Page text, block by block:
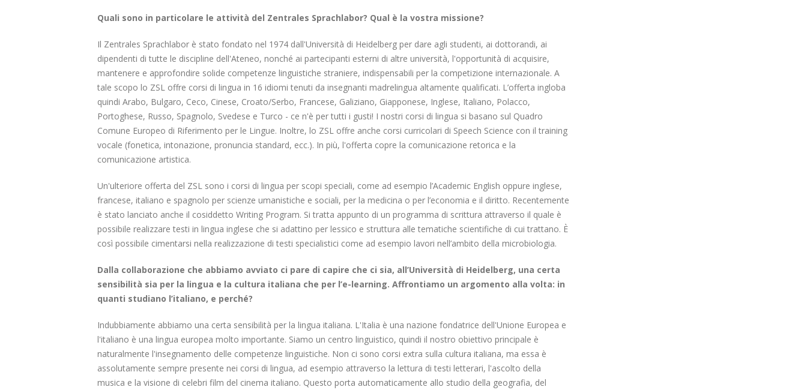
Quali sono in particolare le attività del Zentrales Sprachlabor? Qual è la vostra missione?
Il Zentrales Sprachlabor è stato fondato nel 1974 dall'Università di Heidelberg per dare agli studenti, ai dottorandi, ai
dipendenti di tutte le discipline dell'Ateneo, nonché ai partecipanti esterni di altre università, l'opportunità di acquisire,
mantenere e approfondire solide competenze linguistiche straniere, indispensabili per la competizione internazionale. A
tale scopo lo ZSL offre corsi di lingua in 16 idiomi tenuti da insegnanti madrelingua altamente qualificati. L’offerta ingloba
quindi Arabo, Bulgaro, Ceco, Cinese, Croato/Serbo, Francese, Galiziano, Giapponese, Inglese, Italiano, Polacco,
Portoghese, Russo, Spagnolo, Svedese e Turco - ce n'è per tutti i gusti! I nostri corsi di lingua si basano sul Quadro
Comune Europeo di Riferimento per le Lingue. Inoltre, lo ZSL offre anche corsi curricolari di Speech Science con il training
vocale (fonetica, intonazione, pronuncia standard, ecc.). In più, l'offerta copre la comunicazione retorica e la
comunicazione artistica.
Un'ulteriore offerta del ZSL sono i corsi di lingua per scopi speciali, come ad esempio l’Academic English oppure inglese,
francese, italiano e spagnolo per scienze umanistiche e sociali, per la medicina o per l’economia e il diritto. Recentemente
è stato lanciato anche il cosiddetto Writing Program. Si tratta appunto di un programma di scrittura attraverso il quale è
possibile realizzare testi in lingua inglese che si adattino per lessico e struttura alle tematiche scientifiche di cui trattano. È
così possibile cimentarsi nella realizzazione di testi specialistici come ad esempio lavori nell’ambito della microbiologia.
Dalla collaborazione che abbiamo avviato ci pare di capire che ci sia, all’Università di Heidelberg, una certa
sensibilità sia per la lingua e la cultura italiana che per l’e-learning. Affrontiamo un argomento alla volta: in
quanti studiano l’italiano, e perché?
Indubbiamente abbiamo una certa sensibilità per la lingua italiana. L'Italia è una nazione fondatrice dell'Unione Europea e
l'italiano è una lingua europea molto importante. Siamo un centro linguistico, quindi il nostro obiettivo principale è
naturalmente l'insegnamento delle competenze linguistiche. Non ci sono corsi extra sulla cultura italiana, ma essa è
assolutamente sempre presente nei corsi di lingua, ad esempio attraverso la lettura di testi letterari, l'ascolto della
musica e la visione di celebri film del cinema italiano. Questo porta automaticamente allo studio della geografia, del